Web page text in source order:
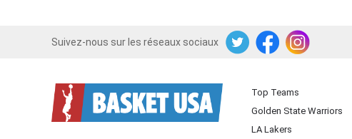
Suivez-nous sur les réseaux sociaux
TwitterFacebookInstagram
Top Teams
Golden State Warriors
LA Lakers